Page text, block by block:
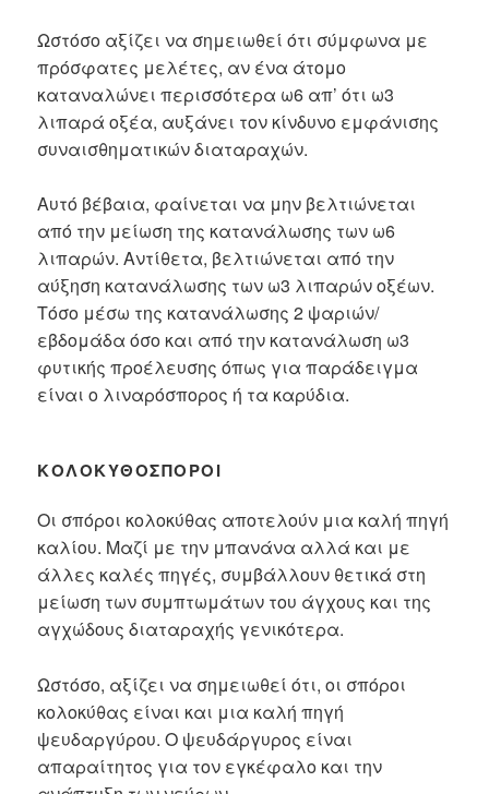
Ωστόσο αξίζει να σημειωθεί ότι σύμφωνα με
πρόσφατες μελέτες, αν ένα άτομο
καταναλώνει περισσότερα ω6 απ’ ότι ω3
λιπαρά οξέα, αυξάνει τον κίνδυνο εμφάνισης
συναισθηματικών διαταραχών.
Αυτό βέβαια, φαίνεται να μην βελτιώνεται
από την μείωση της κατανάλωσης των ω6
λιπαρών. Αντίθετα, βελτιώνεται από την
αύξηση κατανάλωσης των ω3 λιπαρών οξέων.
Τόσο μέσω της κατανάλωσης 2 ψαριών/
εβδομάδα όσο και από την κατανάλωση ω3
φυτικής προέλευσης όπως για παράδειγμα
είναι ο λιναρόσπορος ή τα καρύδια.
ΚΟΛΟΚΥΘΌΣΠΟΡΟΙ
Οι σπόροι κολοκύθας αποτελούν μια καλή πηγή
καλίου. Μαζί με την μπανάνα αλλά και με
άλλες καλές πηγές, συμβάλλουν θετικά στη
μείωση των συμπτωμάτων του άγχους και της
αγχώδους διαταραχής γενικότερα.
Ωστόσο, αξίζει να σημειωθεί ότι, οι σπόροι
κολοκύθας είναι και μια καλή πηγή
ψευδαργύρου. Ο ψευδάργυρος είναι
απαραίτητος για τον εγκέφαλο και την